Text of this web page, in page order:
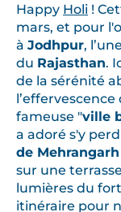
Happy Holi !
mars, et pour
à Jodhpur,
du Rajasthan.
de la sérénité
l’effervescence
fameuse "ville
a adoré s'y
de Mehrangarh
sur une
lumières du
itinéraire pour